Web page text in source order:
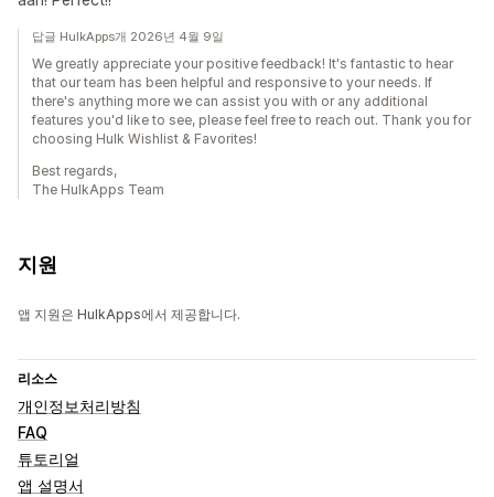
답글 HulkApps개 2026년 4월 9일
We greatly appreciate your positive feedback! It's fantastic to hear
that our team has been helpful and responsive to your needs. If
there's anything more we can assist you with or any additional
features you'd like to see, please feel free to reach out. Thank you for
choosing Hulk Wishlist & Favorites!
Best regards,
The HulkApps Team
지원
앱 지원은 HulkApps에서 제공합니다.
리소스
개인정보처리방침
FAQ
튜토리얼
앱 설명서